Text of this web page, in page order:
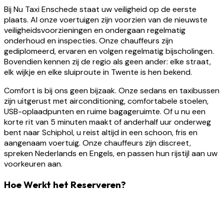
Bij Nu Taxi Enschede staat uw veiligheid op de eerste
plaats. Al onze voertuigen zijn voorzien van de nieuwste
veiligheidsvoorzieningen en ondergaan regelmatig
onderhoud en inspecties. Onze chauffeurs zijn
gediplomeerd, ervaren en volgen regelmatig bijscholingen.
Bovendien kennen zij de regio als geen ander: elke straat,
elk wijkje en elke sluiproute in Twente is hen bekend.
Comfort is bij ons geen bijzaak. Onze sedans en taxibussen
zijn uitgerust met airconditioning, comfortabele stoelen,
USB-oplaadpunten en ruime bagageruimte. Of u nu een
korte rit van 5 minuten maakt of anderhalf uur onderweg
bent naar Schiphol, u reist altijd in een schoon, fris en
aangenaam voertuig. Onze chauffeurs zijn discreet,
spreken Nederlands en Engels, en passen hun rijstijl aan uw
voorkeuren aan.
Hoe Werkt het Reserveren?